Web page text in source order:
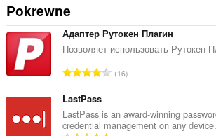
Pokrewne
Адаптер Рутокен Плагин
Позволяет использовать Рутокен
C
k
o
16
LastPass
LastPass is an award-winning
credential management on any device.